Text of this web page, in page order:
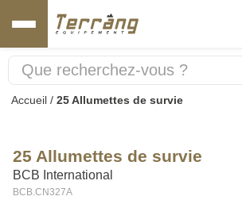
Accueil / 25 Allumettes de survie
25 Allumettes de survie
BCB International
BCB.CN327A